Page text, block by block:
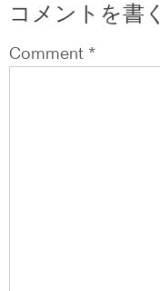
コメントを書く
Comment *